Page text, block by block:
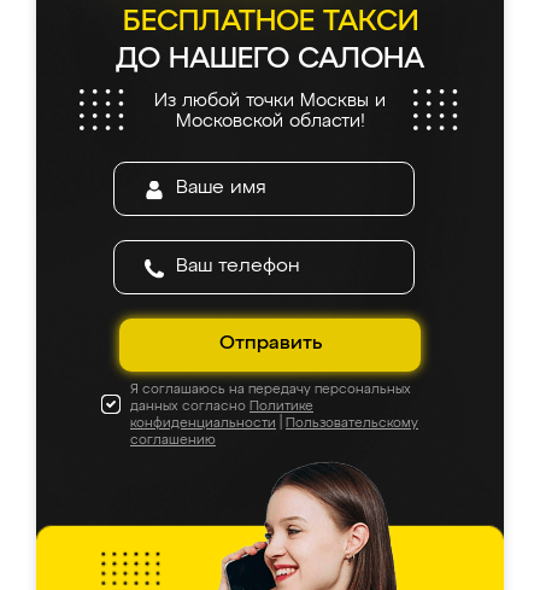
БЕСПЛАТНОЕ ТАКСИ
ДО НАШЕГО САЛОНА
Из любой точки Москвы и
Московской области!
Отправить
Я соглашаюсь на передачу персональных
данных согласно Политике
конфиденциальности
Пользовательскому
соглашению